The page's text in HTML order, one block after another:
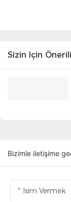
Sizin Için
Bizimle iletişime
Isim Vermek